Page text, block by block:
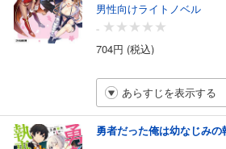
男性向けライトノベル
-
704円 (税込)
あらすじを表示する
勇者だった俺は幼なじみの